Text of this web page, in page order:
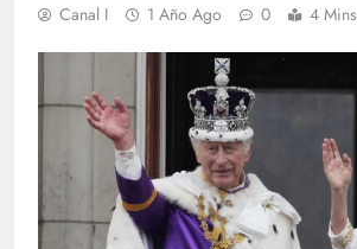
Canal I 1 Año Ago 0 4 Mins